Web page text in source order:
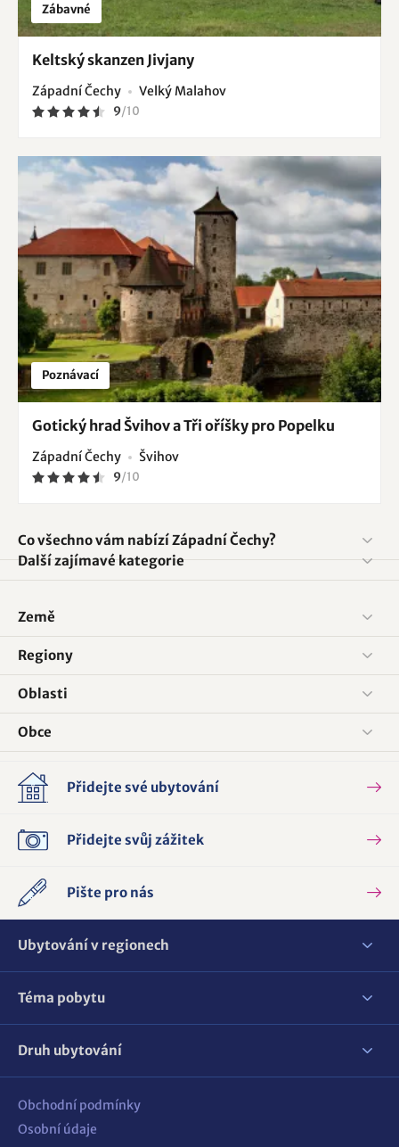
Zábavné
Keltský skanzen Jivjany
Západní Čechy Velký Malahov
9/10
Poznávací
Gotický hrad Švihov a Tři oříšky pro Popelku
Západní Čechy Švihov
9/10
Co všechno vám nabízí Západní Čechy?
Další zajímavé kategorie
Země
Regiony
Oblasti
Obce
Přidejte své ubytování
Přidejte svůj zážitek
Pište pro nás
Ubytování v regionech
Téma pobytu
Druh ubytování
Obchodní podmínky
Osobní údaje